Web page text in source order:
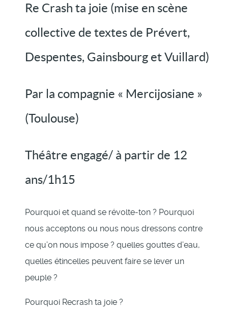
Re Crash ta joie (mise en scène
collective de textes de Prévert,
Despentes, Gainsbourg et Vuillard)
Par la compagnie « Mercijosiane »
(Toulouse)
Théâtre engagé/ à partir de 12
ans/1h15
Pourquoi et quand se révolte-ton ? Pourquoi
nous acceptons ou nous nous dressons contre
ce qu’on nous impose ? quelles gouttes d’eau,
quelles étincelles peuvent faire se lever un
peuple ?
Pourquoi Recrash ta joie ?